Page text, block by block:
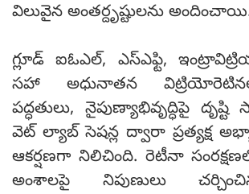
విలువైన అంతర్దృష్టులను
గ్లూడ్ ఐఓఎల్, ఎస్ఎఫ్టి,
సహా అధునాతన విట్రియోరెటినల్
పద్ధతులు, నైపుణ్యాభివృద్ధిపై దృష్టి
వెట్ ల్యాబ్ సెషన్ల ద్వారా ప్రత్యక్ష
ఆకర్షణగా నిలిచింది. రెటీనా
అంశాలపై నిపుణులు